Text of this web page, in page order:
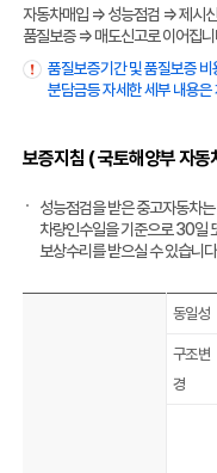
자동차매입 ⇒ 성능점검 ⇒ 제시
품질보증 ⇒ 매도신고로 이어집니
품질보증기간 및 품질보증
분담금등 자세한 세부 내용
보증지침 ( 국토해양부 자
성능점검을 받은 중고자동차
차량인수일을 기준으로 30일
보상수리를 받으실 수 있습니
동일성
구조변
경